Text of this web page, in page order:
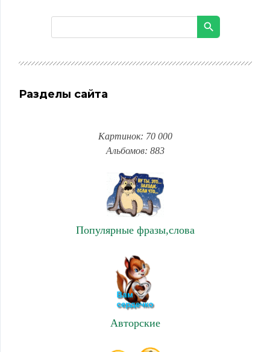
Разделы сайта
Картинок: 70 000
Альбомов: 883
Популярные фразы,слова
Авторские